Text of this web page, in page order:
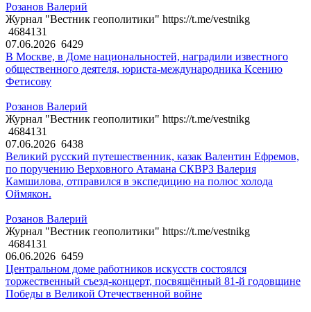
Розанов Валерий
Журнал "Вестник геополитики" https://t.me/vestnikg
4684131
07.06.2026 6429
В Москве, в Доме национальностей, наградили известного
общественного деятеля, юриста-международника Ксению
Фетисову
Розанов Валерий
Журнал "Вестник геополитики" https://t.me/vestnikg
4684131
07.06.2026 6438
Великий русский путешественник, казак Валентин Ефремов,
по поручению Верховного Атамана СКВРЗ Валерия
Камшилова, отправился в экспедицию на полюс холода
Оймякон.
Розанов Валерий
Журнал "Вестник геополитики" https://t.me/vestnikg
4684131
06.06.2026 6459
Центральном доме работников искусств состоялся
торжественный съезд-концерт, посвящённый 81-й годовщине
Победы в Великой Отечественной войне